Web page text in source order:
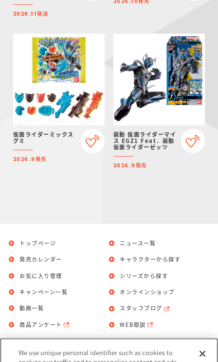
2026.11発送
2026.10
仮面ライダーミックス
グミ
2026.9発売
装動 仮面ライダーマイ
ス EGZ1 Feat．装動
仮面ライダーゼッツ
2026.9発売
トップページ
発売カレンダー
お気に入り管理
ニュース一覧
キャラクターから探す
シリーズから探す
キャンペーン一覧
動画一覧
商品アンケート
オンラインショップ
スタッフブログ
WEB取説
お問い合わせ 個人情報保護方針
We use unique personal identifier such as cookies to